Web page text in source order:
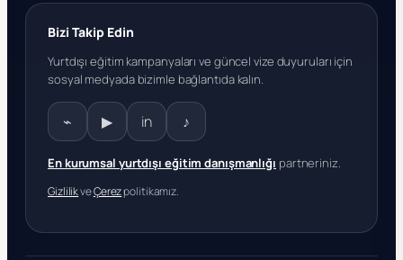
Bizi Takip Edin
Yurtdışı eğitim kampanyaları ve güncel vize duyuruları için
sosyal medyada bizimle bağlantıda kalın.
⌁ ▶ in ♪
En kurumsal yurtdışı eğitim danışmanlığı partneriniz.
GizlilikveÇerezpolitikamız.